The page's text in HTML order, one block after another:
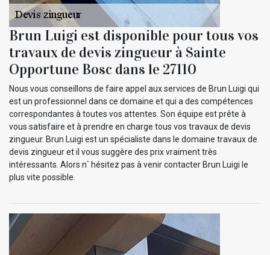
Brun Luigi est disponible pour tous vos
travaux de devis zingueur à Sainte
Opportune Bosc dans le 27110
Nous vous conseillons de faire appel aux services de Brun Luigi qui
est un professionnel dans ce domaine et qui a des compétences
correspondantes à toutes vos attentes. Son équipe est prête à
vous satisfaire et à prendre en charge tous vos travaux de devis
zingueur. Brun Luigi est un spécialiste dans le domaine travaux de
devis zingueur et il vous suggère des prix vraiment très
intéressants. Alors n` hésitez pas à venir contacter Brun Luigi le
plus vite possible.